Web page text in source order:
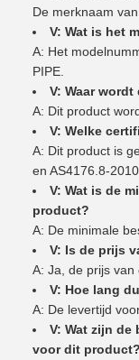
De merknaam
V: Wat is het
A: Het
PIPE.
V: Waar
A: Dit product
V: Welke
A: Dit product is
en AS4176.8-2010.
V: Wat is de
product?
A: De minimale
V: Is de prijs
A: Ja, de prijs van
V: Hoe lang
A: De levertijd
V: Wat zijn de
voor dit product?